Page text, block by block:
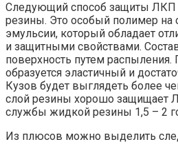
Следующий способ защиты ЛКП
резины. Это особый полимер на
эмульсии, который обладает
и защитными свойствами.
поверхность путем распыления.
образуется эластичный и
Кузов будет выглядеть более
слой резины хорошо защищает
службы жидкой резины 1,5 – 2
Из плюсов можно выделить